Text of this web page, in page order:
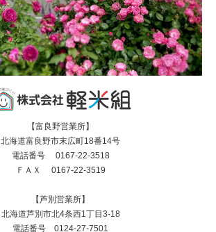
【富良野営業所】
北海道富良野市末広町18番14号
電話番号 0167-22-3518
ＦＡＸ 0167-22-3519
【芦別営業所】
北海道芦別市北4条西1丁目3-18
電話番号 0124-27-7501